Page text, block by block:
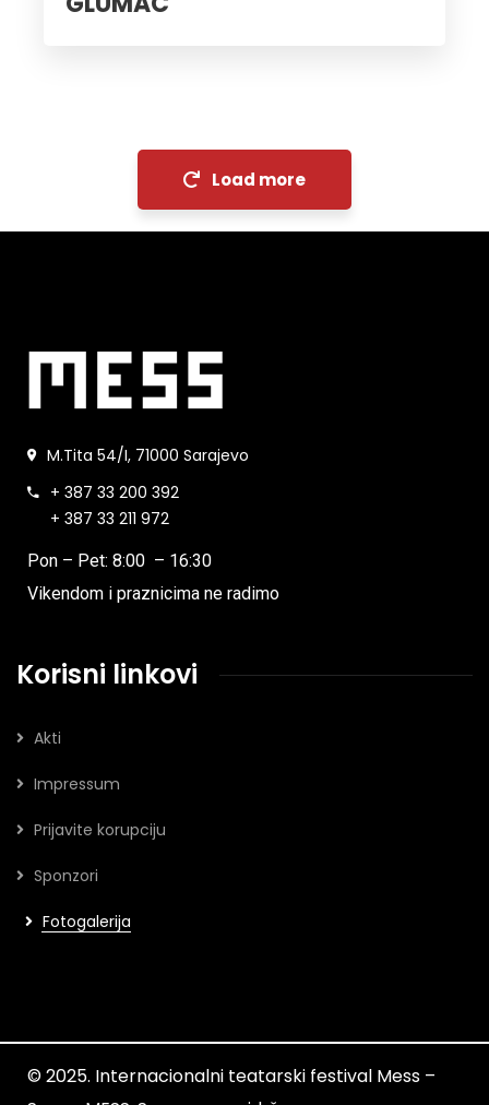
Load more
M.Tita 54/I, 71000 Sarajevo
+ 387 33 200 392
+ 387 33 211 972
Pon – Pet: 8:00 – 16:30
Vikendom i praznicima ne radimo
Korisni linkovi
Akti
Impressum
Prijavite korupciju
Sponzori
Fotogalerija
© 2025. Internacionalni teatarski festival Mess –